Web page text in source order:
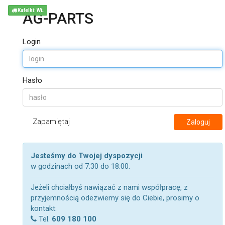
AG-PARTS
Login
Hasło
Zapamiętaj Zaloguj
Jesteśmy do Twojej dyspozycji
w godzinach od 7:30 do 18:00.
Jeżeli chciałbyś nawiązać z nami współpracę, z
przyjemnością odezwiemy się do Ciebie, prosimy o
kontakt:
Tel. 609 180 100
Kafelki: WŁ